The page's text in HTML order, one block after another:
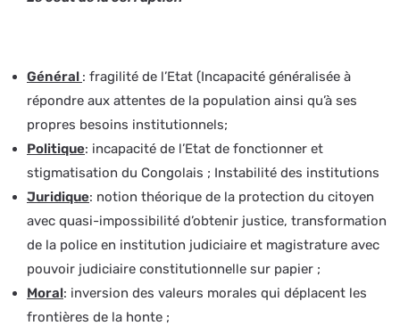
Général : fragilité de l’Etat (Incapacité généralisée à
répondre aux attentes de la population ainsi qu’à ses
propres besoins institutionnels;
Politique: incapacité de l’Etat de fonctionner et
stigmatisation du Congolais ; Instabilité des institutions
Juridique: notion théorique de la protection du citoyen
avec quasi-impossibilité d’obtenir justice, transformation
de la police en institution judiciaire et magistrature avec
pouvoir judiciaire constitutionnelle sur papier ;
Moral: inversion des valeurs morales qui déplacent les
frontières de la honte ;